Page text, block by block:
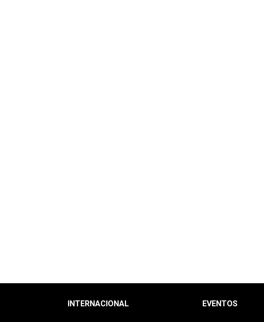
INTERNACIONAL EVENTOS